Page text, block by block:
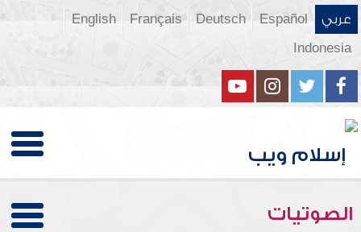
عربي Español
Deutsch
Français
English
Indonesia
الصوتيات